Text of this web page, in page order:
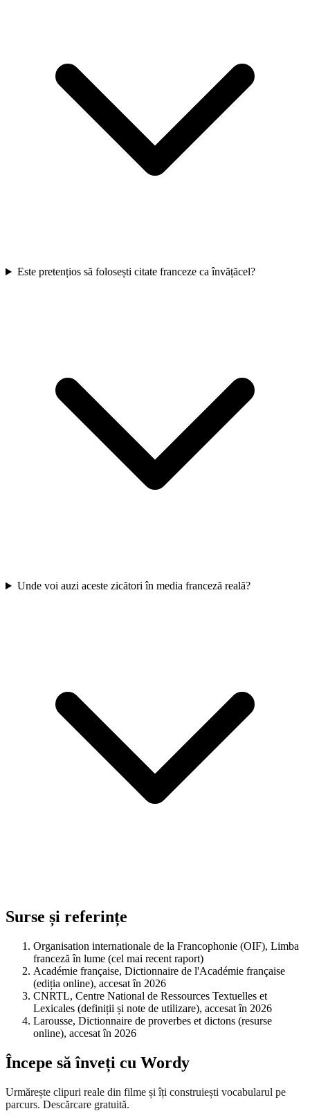
Este pretențios să folosești citate franceze ca învățăcel?
Unde voi auzi aceste zicători în media franceză reală?
Surse și referințe
Organisation internationale de la Francophonie (OIF), Limba
franceză în lume (cel mai recent raport)
Académie française, Dictionnaire de l'Académie française
(ediția online), accesat în 2026
CNRTL, Centre National de Ressources Textuelles et
Lexicales (definiții și note de utilizare), accesat în 2026
Larousse, Dictionnaire de proverbes et dictons (resurse
online), accesat în 2026
Începe să înveți cu Wordy
Urmărește clipuri reale din filme și îți construiești vocabularul pe
parcurs. Descărcare gratuită.